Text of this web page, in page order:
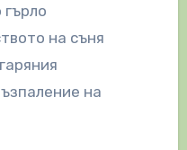
на съня
на